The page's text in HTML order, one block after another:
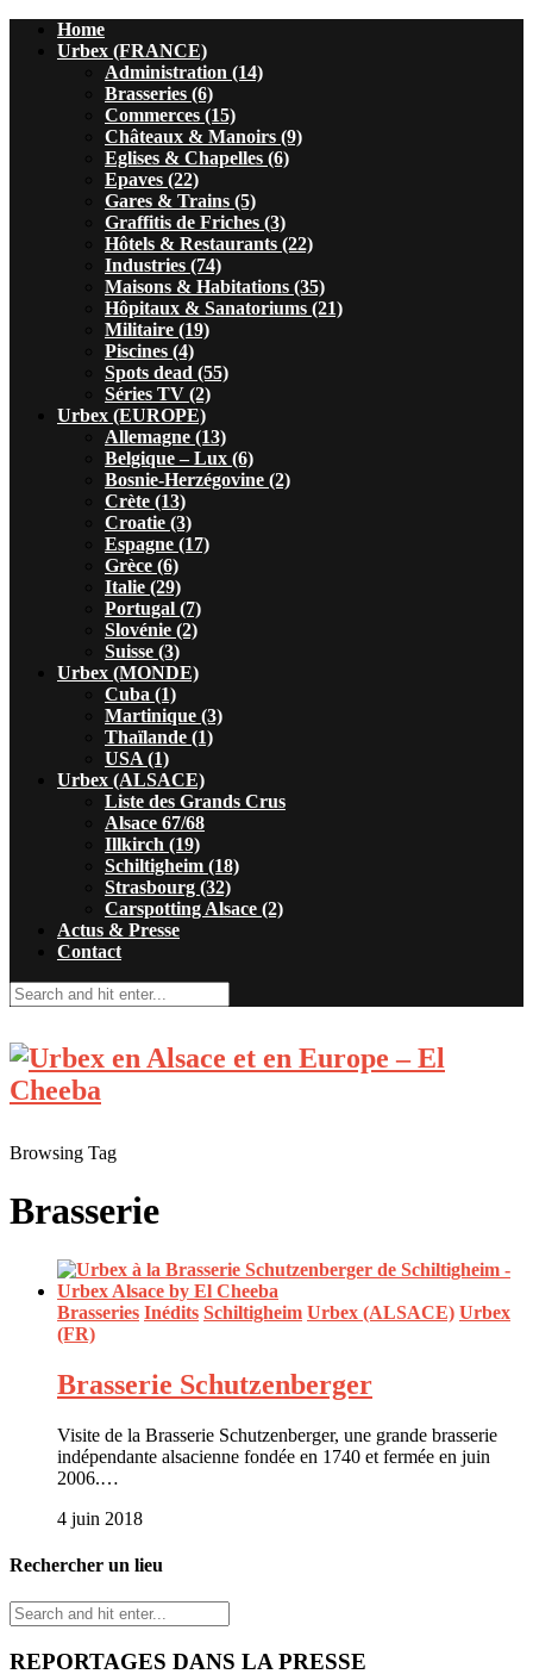
Home
Urbex (FRANCE)
Administration (14)
Brasseries (6)
Commerces (15)
Châteaux & Manoirs (9)
Eglises & Chapelles (6)
Epaves (22)
Gares & Trains (5)
Graffitis de Friches (3)
Hôtels & Restaurants (22)
Industries (74)
Maisons & Habitations (35)
Hôpitaux & Sanatoriums (21)
Militaire (19)
Piscines (4)
Spots dead (55)
Séries TV (2)
Urbex (EUROPE)
Allemagne (13)
Belgique – Lux (6)
Bosnie-Herzégovine (2)
Crète (13)
Croatie (3)
Espagne (17)
Grèce (6)
Italie (29)
Portugal (7)
Slovénie (2)
Suisse (3)
Urbex (MONDE)
Cuba (1)
Martinique (3)
Thaïlande (1)
USA (1)
Urbex (ALSACE)
Liste des Grands Crus
Alsace 67/68
Illkirch (19)
Schiltigheim (18)
Strasbourg (32)
Carspotting Alsace (2)
Actus & Presse
Contact
Browsing Tag
Brasserie
Brasseries Inédits Schiltigheim Urbex (ALSACE) Urbex
(FR)
Brasserie Schutzenberger
Visite de la Brasserie Schutzenberger, une grande brasserie
indépendante alsacienne fondée en 1740 et fermée en juin
2006.…
4 juin 2018
Rechercher un lieu
REPORTAGES DANS LA PRESSE